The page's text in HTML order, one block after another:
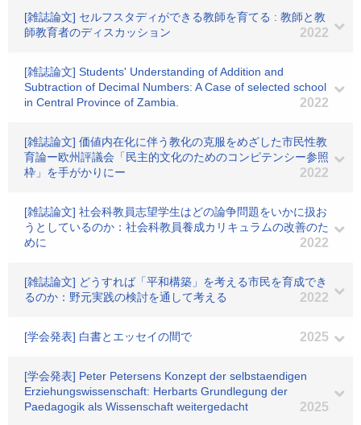
[雑誌論文] セルフスタディができる教師を育てる : 教師と教
師教育者のディスカッション
2022
[雑誌論文] Students' Understanding of Addition and
Subtraction of Decimal Numbers: A Case of selected school
in Central Province of Zambia.
2022
[雑誌論文] 価値内在化に伴う教化の克服をめざした市民性教
育論ー欧州評議会「民主的文化のためのコンピテンシー参照
枠」を手がかりにー
2022
[雑誌論文] 社会科教員志望学生はどの論争問題をいかに扱お
うとしているのか：社会科教員養成カリキュラムの改善のた
めに
2022
[雑誌論文] どうすれば「平和構築」を考える市民を育成でき
るのか：野元実践の検討を通して考える
2022
[学会発表] 白書とエッセイの間で 2025
[学会発表] Peter Petersens Konzept der selbstaendigen
Erziehungswissenschaft: Herbarts Grundlegung der
Paedagogik als Wissenschaft weitergedacht
2025